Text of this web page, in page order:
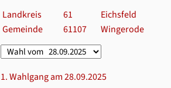
Landkreis 61
Eichsfeld
Gemeinde
61107 Wingerode
1. Wahlgang am 28.09.2025